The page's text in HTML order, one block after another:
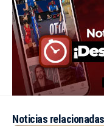
Noticias relacionadas